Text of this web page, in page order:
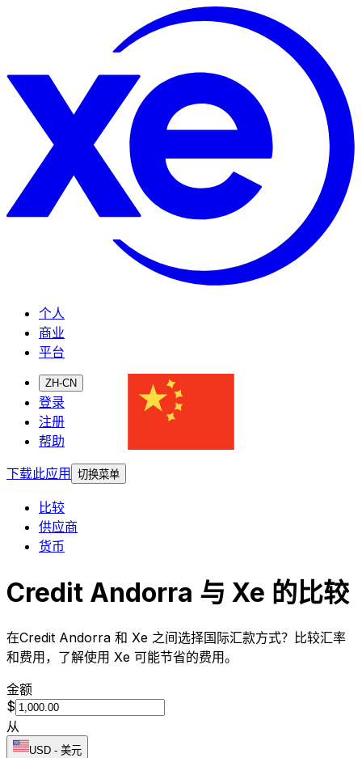
个人
商业
平台
ZH-CN
登录
注册
帮助
下载此应用
切换菜单
比较
供应商
货币
Credit Andorra 与 Xe 的比较
在Credit Andorra 和 Xe 之间选择国际汇款方式？比较汇率
和费用，了解使用 Xe 可能节省的费用。
金额
$
从
USD - 美元